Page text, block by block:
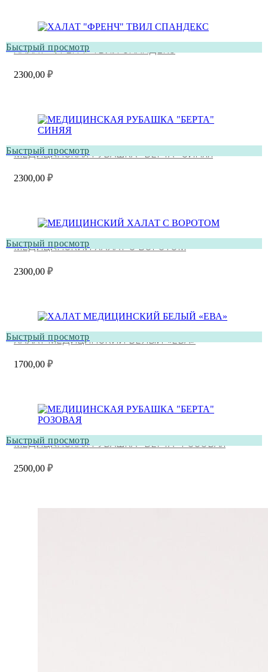
Быстрый просмотр
ХАЛАТ “ФРЕНЧ” ТВИЛ СПАНДЕКС
2300,00 ₽
Быстрый просмотр
МЕДИЦИНСКАЯ РУБАШКА “БЕРТА” СИНЯЯ
2300,00 ₽
Быстрый просмотр
МЕДИЦИНСКИЙ ХАЛАТ С ВОРОТОМ
2300,00 ₽
Быстрый просмотр
ХАЛАТ МЕДИЦИНСКИЙ БЕЛЫЙ «ЕВА»
1700,00 ₽
Быстрый просмотр
МЕДИЦИНСКАЯ РУБАШКА “БЕРТА” РОЗОВАЯ
2500,00 ₽